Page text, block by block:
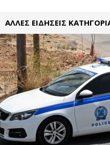
ΑΛΛΕΣ ΕΙΔΗΣΕΙΣ